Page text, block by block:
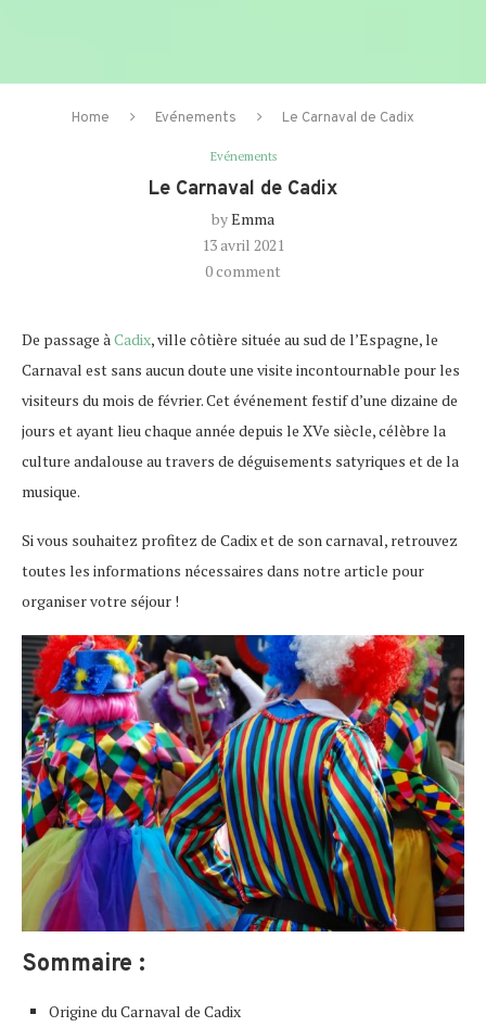
Home Evénements Le Carnaval de Cadix
Evénements
Le Carnaval de Cadix
byEmma
13 avril 2021
0 comment
De passage àCadix, ville côtière située au sud de l’Espagne, le
Carnaval est sans aucun doute une visite incontournable pour les
visiteurs du mois de février. Cet événement festif d’une dizaine de
jours et ayant lieu chaque année depuis le XVe siècle, célèbre la
culture andalouse au travers de déguisements satyriques et de la
musique.
Si vous souhaitez profitez de Cadix et de son carnaval, retrouvez
toutes les informations nécessaires dans notre article pour
organiser votre séjour !
Sommaire :
Origine du Carnaval de Cadix